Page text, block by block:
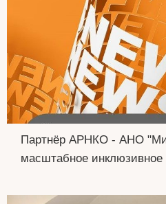
Партнёр АРНКО - АНО
масштабное инклюзивное